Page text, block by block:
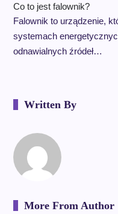
Co to jest falownik?
Falownik to urządzenie,
systemach
odnawialnych źródeł…
Written By
More From Author